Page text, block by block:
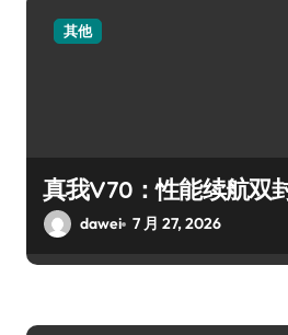
其他
真我V70：性能续航双
dawei 7 月 27, 2026